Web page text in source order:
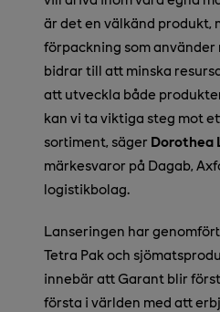
är det en välkänd produkt,
förpackning som
bidrar till att minska
att utveckla både
kan vi ta viktiga steg mot
sortiment, säger Dorothea
märkesvaror på Dagab,
logistikbolag.
Lanseringen har
Tetra Pak och
innebär att Garant blir
första i världen med att